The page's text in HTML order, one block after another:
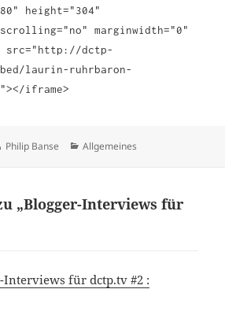
height="304"
marginwidth="0"
src="http://dctp-
laurin-ruhrbaron-
iframe>
Autor
Philip Banse Kategorien
Allgemeines
„Blogger-Interviews für
Interviews für dctp.tv #2 :